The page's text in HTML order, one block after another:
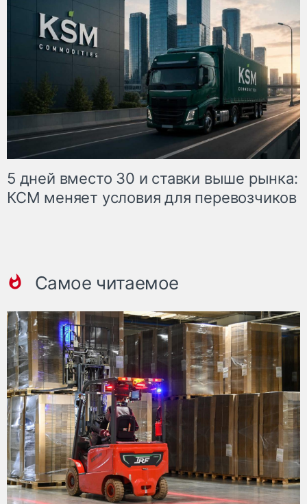
5 дней вместо 30 и ставки выше рынка:
КСМ меняет условия для перевозчиков
Самое читаемое